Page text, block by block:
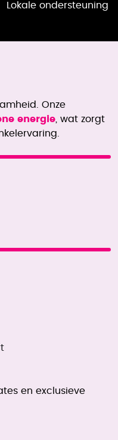
Lokale ondersteuning
Onze
energie , wat zorgt
en exclusieve